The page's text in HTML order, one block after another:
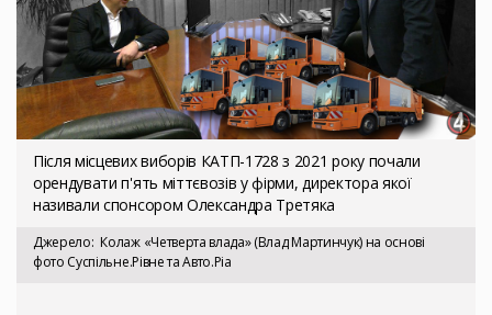
Після місцевих виборів КАТП-1728 з 2021 року почали
орендувати п'ять міттєвозів у фірми, директора якої
називали спонсором Олександра Третяка
Джерело Колаж «Четверта влада» (Влад Мартинчук) на основі
фото Суспільне.Рівне та Авто.Ріа